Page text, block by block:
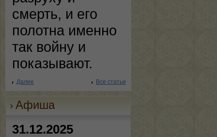
смерть, и его
полотна именно
так войну и
показывают.
Далее Все статьи
Афиша
31.12.2025